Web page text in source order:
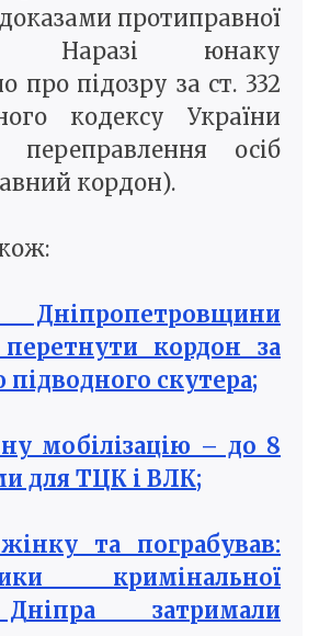
протиправної
Наразі юнаку
про підозру за ст. 332
кодексу України
переправлення осіб
кордон).
перетнути кордон за
скутера;
мобілізацію – до 8
для ТЦК і ВЛК;
та пограбував:
кримінальної
затримали